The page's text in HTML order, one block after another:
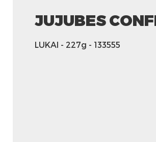
JUJUBES
LUKAI - 227g - 133555